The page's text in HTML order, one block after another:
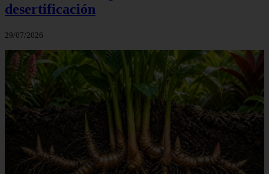
desertificación
29/07/2026